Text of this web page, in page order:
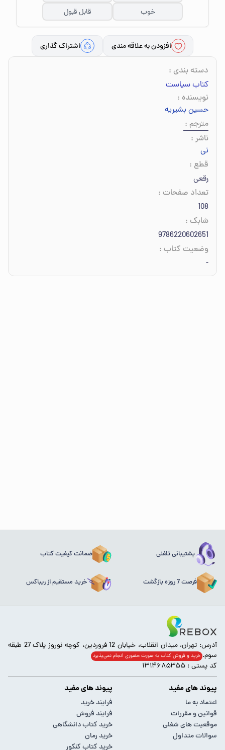
خوب
قابل قبول
افزودن به علاقه مندی اشتراک گذاری
دسته بندی :
کتاب سیاست
نویسنده :
حسین بشیریه
مترجم :
ناشر :
نی
قطع :
رقعی
تعداد صفحات :
108
شابک :
9786220602651
وضعیت کتاب :
-
پشتیبانی تلفنی ضمانت کیفیت کتاب
فرصت 7 روزه بازگشت خرید مستقیم از ریباکس
آدرس: تهران، میدان انقلاب، خیابان 12 فروردین، کوچه نوروز پلاک 27 طبقه
سوم. خرید و فروش کتاب به صورت حضوری انجام‌ نمی‌پذیرد
کد پستی : ۱۳۱۴۶۸۵۳۵۵
پیوند های مفید
اعتماد به ما
قوانین و مقررات
موقعیت های شغلی
سوالات متداول
پیوند های مفید
فرایند خرید
فرایند فروش
خرید کتاب دانشگاهی
خرید رمان
خرید کتاب کنکور